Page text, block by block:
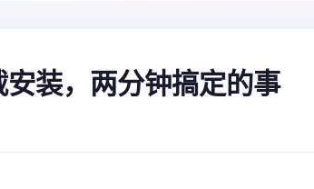
装，两分钟搞定的事